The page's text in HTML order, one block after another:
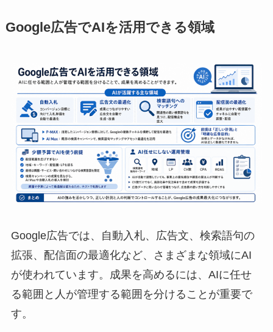
Google広告でAIを活用できる領域
Google広告では、自動入札、広告文、検索語句の
拡張、配信面の最適化など、さまざまな領域にAI
が使われています。成果を高めるには、AIに任せ
る範囲と人が管理する範囲を分けることが重要で
す。